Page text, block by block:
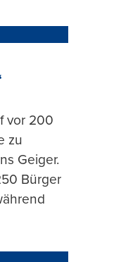
vor 200
zu
Geiger.
Bürger